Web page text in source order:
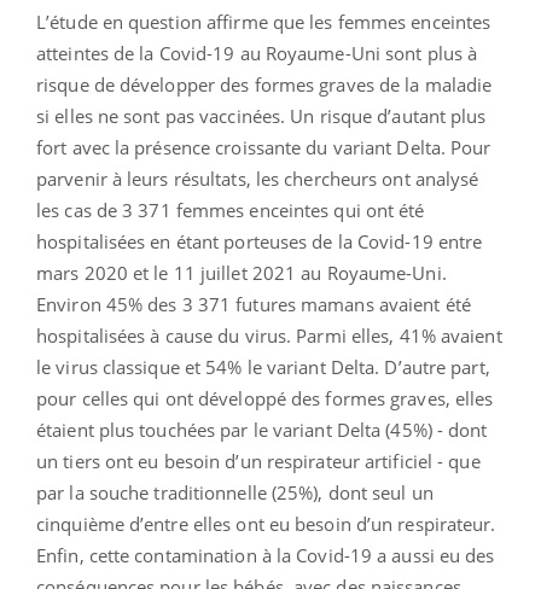
L’étude en question affirme que les femmes enceintes
atteintes de la Covid-19 au Royaume-Uni sont plus à
risque de développer des formes graves de la maladie
si elles ne sont pas vaccinées. Un risque d’autant plus
fort avec la présence croissante du variant Delta. Pour
parvenir à leurs résultats, les chercheurs ont analysé
les cas de 3 371 femmes enceintes qui ont été
hospitalisées en étant porteuses de la Covid-19 entre
mars 2020 et le 11 juillet 2021 au Royaume-Uni.
Environ 45% des 3 371 futures mamans avaient été
hospitalisées à cause du virus. Parmi elles, 41% avaient
le virus classique et 54% le variant Delta. D’autre part,
pour celles qui ont développé des formes graves, elles
étaient plus touchées par le variant Delta (45%) - dont
un tiers ont eu besoin d’un respirateur artificiel - que
par la souche traditionnelle (25%), dont seul un
cinquième d’entre elles ont eu besoin d’un respirateur.
Enfin, cette contamination à la Covid-19 a aussi eu des